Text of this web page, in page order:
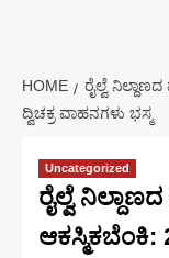
HOME
ರೈಲ್ವೆ
ದ್ವಿಚಕ್ರ ವಾಹನಗಳು ಭಸ್ಮ
Uncategorized
ರೈಲ್ವೆ
ಆಕಸ್ಮಿಕಬೆಂಕಿ: